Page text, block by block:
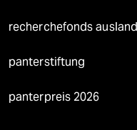
recherchefonds ausland
panterstiftung
panterpreis 2026